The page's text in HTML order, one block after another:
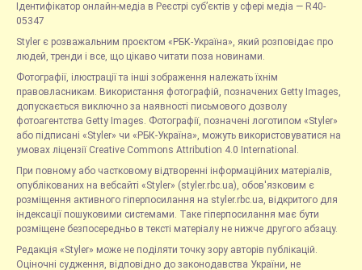
Ідентифікатор онлайн-медіа в Реєстрі суб’єктів у сфері медіа — R40-
05347
Styler є розважальним проєктом «РБК-Україна», який розповідає про
людей, тренди і все, що цікаво читати поза новинами.
Фотографії, ілюстрації та інші зображення належать їхнім
правовласникам. Використання фотографій, позначених Getty Images,
допускається виключно за наявності письмового дозволу
фотоагентства Getty Images. Фотографії, позначені логотипом «Styler»
або підписані «Styler» чи «РБК-Україна», можуть використовуватися на
умовах ліцензії Creative Commons Attribution 4.0 International.
При повному або частковому відтворенні інформаційних матеріалів,
опублікованих на вебсайті «Styler» (styler.rbc.ua), обов'язковим є
розміщення активного гіперпосилання на styler.rbc.ua, відкритого для
індексації пошуковими системами. Таке гіперпосилання має бути
розміщене безпосередньо в тексті матеріалу не нижче другого абзацу.
Редакція «Styler» може не поділяти точку зору авторів публікацій.
Оціночні судження, відповідно до законодавства України, не